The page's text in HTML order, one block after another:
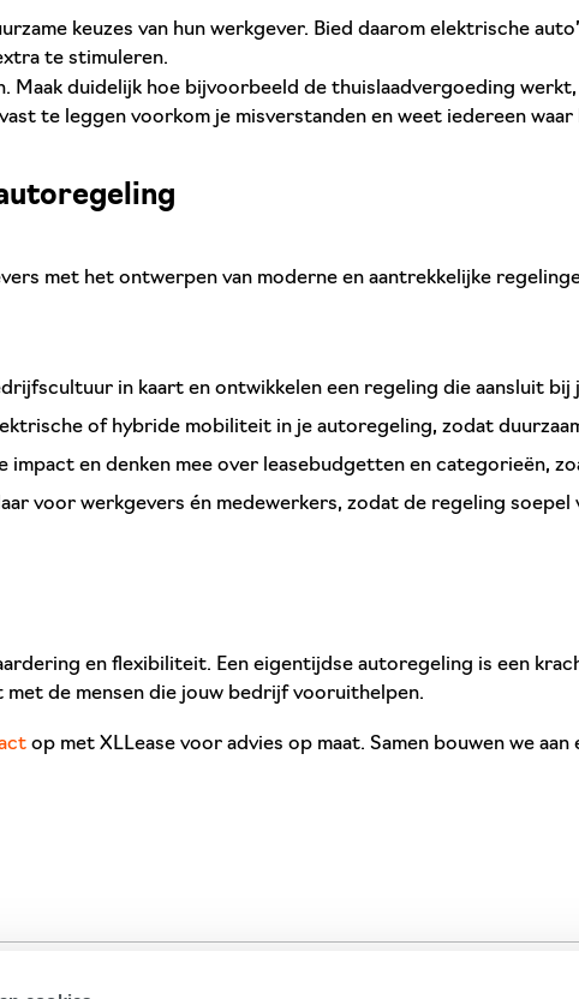
keuzes van hun werkgever. Bied daarom elektrische
te stimuleren.
Maak duidelijk hoe bijvoorbeeld de thuislaadvergoeding
te leggen voorkom je misverstanden en weet iedereen waar
met het ontwerpen van moderne en aantrekkelijke
in kaart en ontwikkelen een regeling die aansluit bij
of hybride mobiliteit in je autoregeling, zodat
impact en denken mee over leasebudgetten en categorieën,
voor werkgevers én medewerkers, zodat de regeling
en flexibiliteit. Een eigentijdse autoregeling is een
met de mensen die jouw bedrijf vooruithelpen.
op met XLLease voor advies op maat. Samen bouwen we